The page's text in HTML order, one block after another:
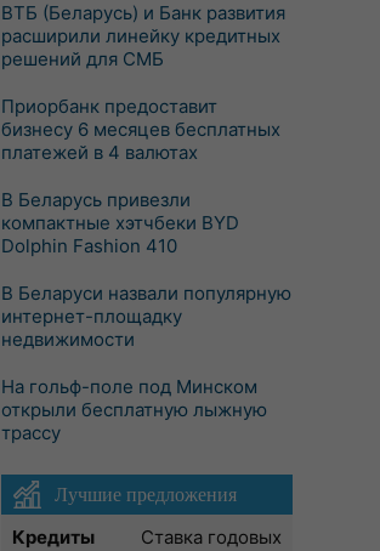
ВТБ (Беларусь) и Банк развития
расширили линейку кредитных
решений для СМБ
Приорбанк предоставит
бизнесу 6 месяцев бесплатных
платежей в 4 валютах
В Беларусь привезли
компактные хэтчбеки BYD
Dolphin Fashion 410
В Беларуси назвали популярную
интернет-площадку
недвижимости
На гольф-поле под Минском
открыли бесплатную лыжную
трассу
Лучшие предложения
Кредиты
Ставка годовых